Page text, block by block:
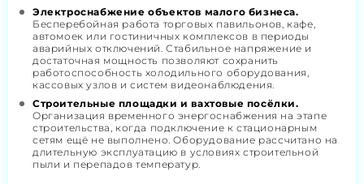
Электроснабжение объектов малого бизнеса.
Бесперебойная работа торговых павильонов, кафе,
автомоек или гостиничных комплексов в периоды
аварийных отключений. Стабильное напряжение и
достаточная мощность позволяют сохранить
работоспособность холодильного оборудования,
кассовых узлов и систем видеонаблюдения.
Строительные площадки и вахтовые посёлки.
Организация временного энергоснабжения на этапе
строительства, когда подключение к стационарным
сетям ещё не выполнено. Оборудование рассчитано на
длительную эксплуатацию в условиях строительной
пыли и перепадов температур.